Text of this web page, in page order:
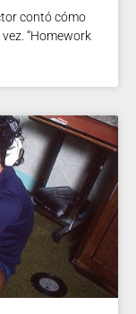
contó cómo
“Homework